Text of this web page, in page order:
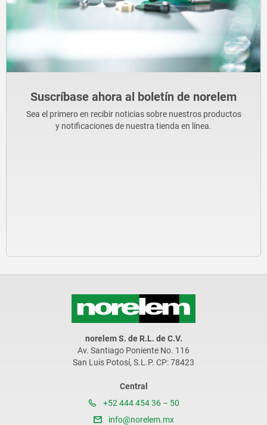
Suscríbase ahora al boletín de norelem
Sea el primero en recibir noticias sobre nuestros productos
y notificaciones de nuestra tienda en línea.
norelem S. de R.L. de C.V.
Av. Santiago Poniente No. 116
San Luis Potosí, S.L.P. CP: 78423
Central
+52 444 454 36 – 50
info@norelem.mx